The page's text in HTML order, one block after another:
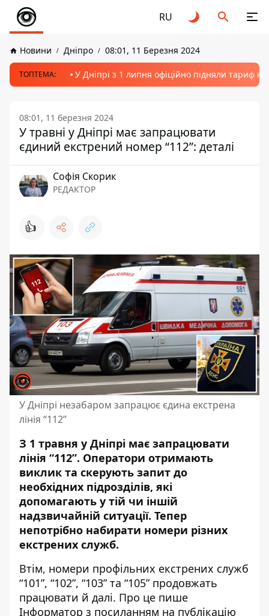
RU
Новини Дніпро 08:01, 11 Березня 2024
ТОПТЕМА: У Дніпрі з 1 липня офіційно підняли тариф
08:01, 11 березня 2024
У травні у Дніпрі має запрацювати
єдиний екстрений номер “112”: деталі
Софія Скорик
РЕДАКТОР
👍
У Дніпрі незабаром запрацює єдина екстрена
лінія “112”
З 1 травня у Дніпрі має запрацювати
лінія “112”. Оператори отримають
виклик та скерують запит до
необхідних підрозділів, які
допомагають у тій чи іншій
надзвичайній ситуації. Тепер
непотрібно набирати номери різних
екстрених служб.
Втім, номери профільних екстрених служб
“101”, “102”, “103” та “105” продовжать
працювати й далі. Про це пише
Інформатор з посиланням на публікацію